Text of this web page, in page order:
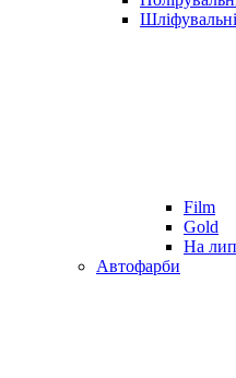
Film
Gold
На
Автофарби